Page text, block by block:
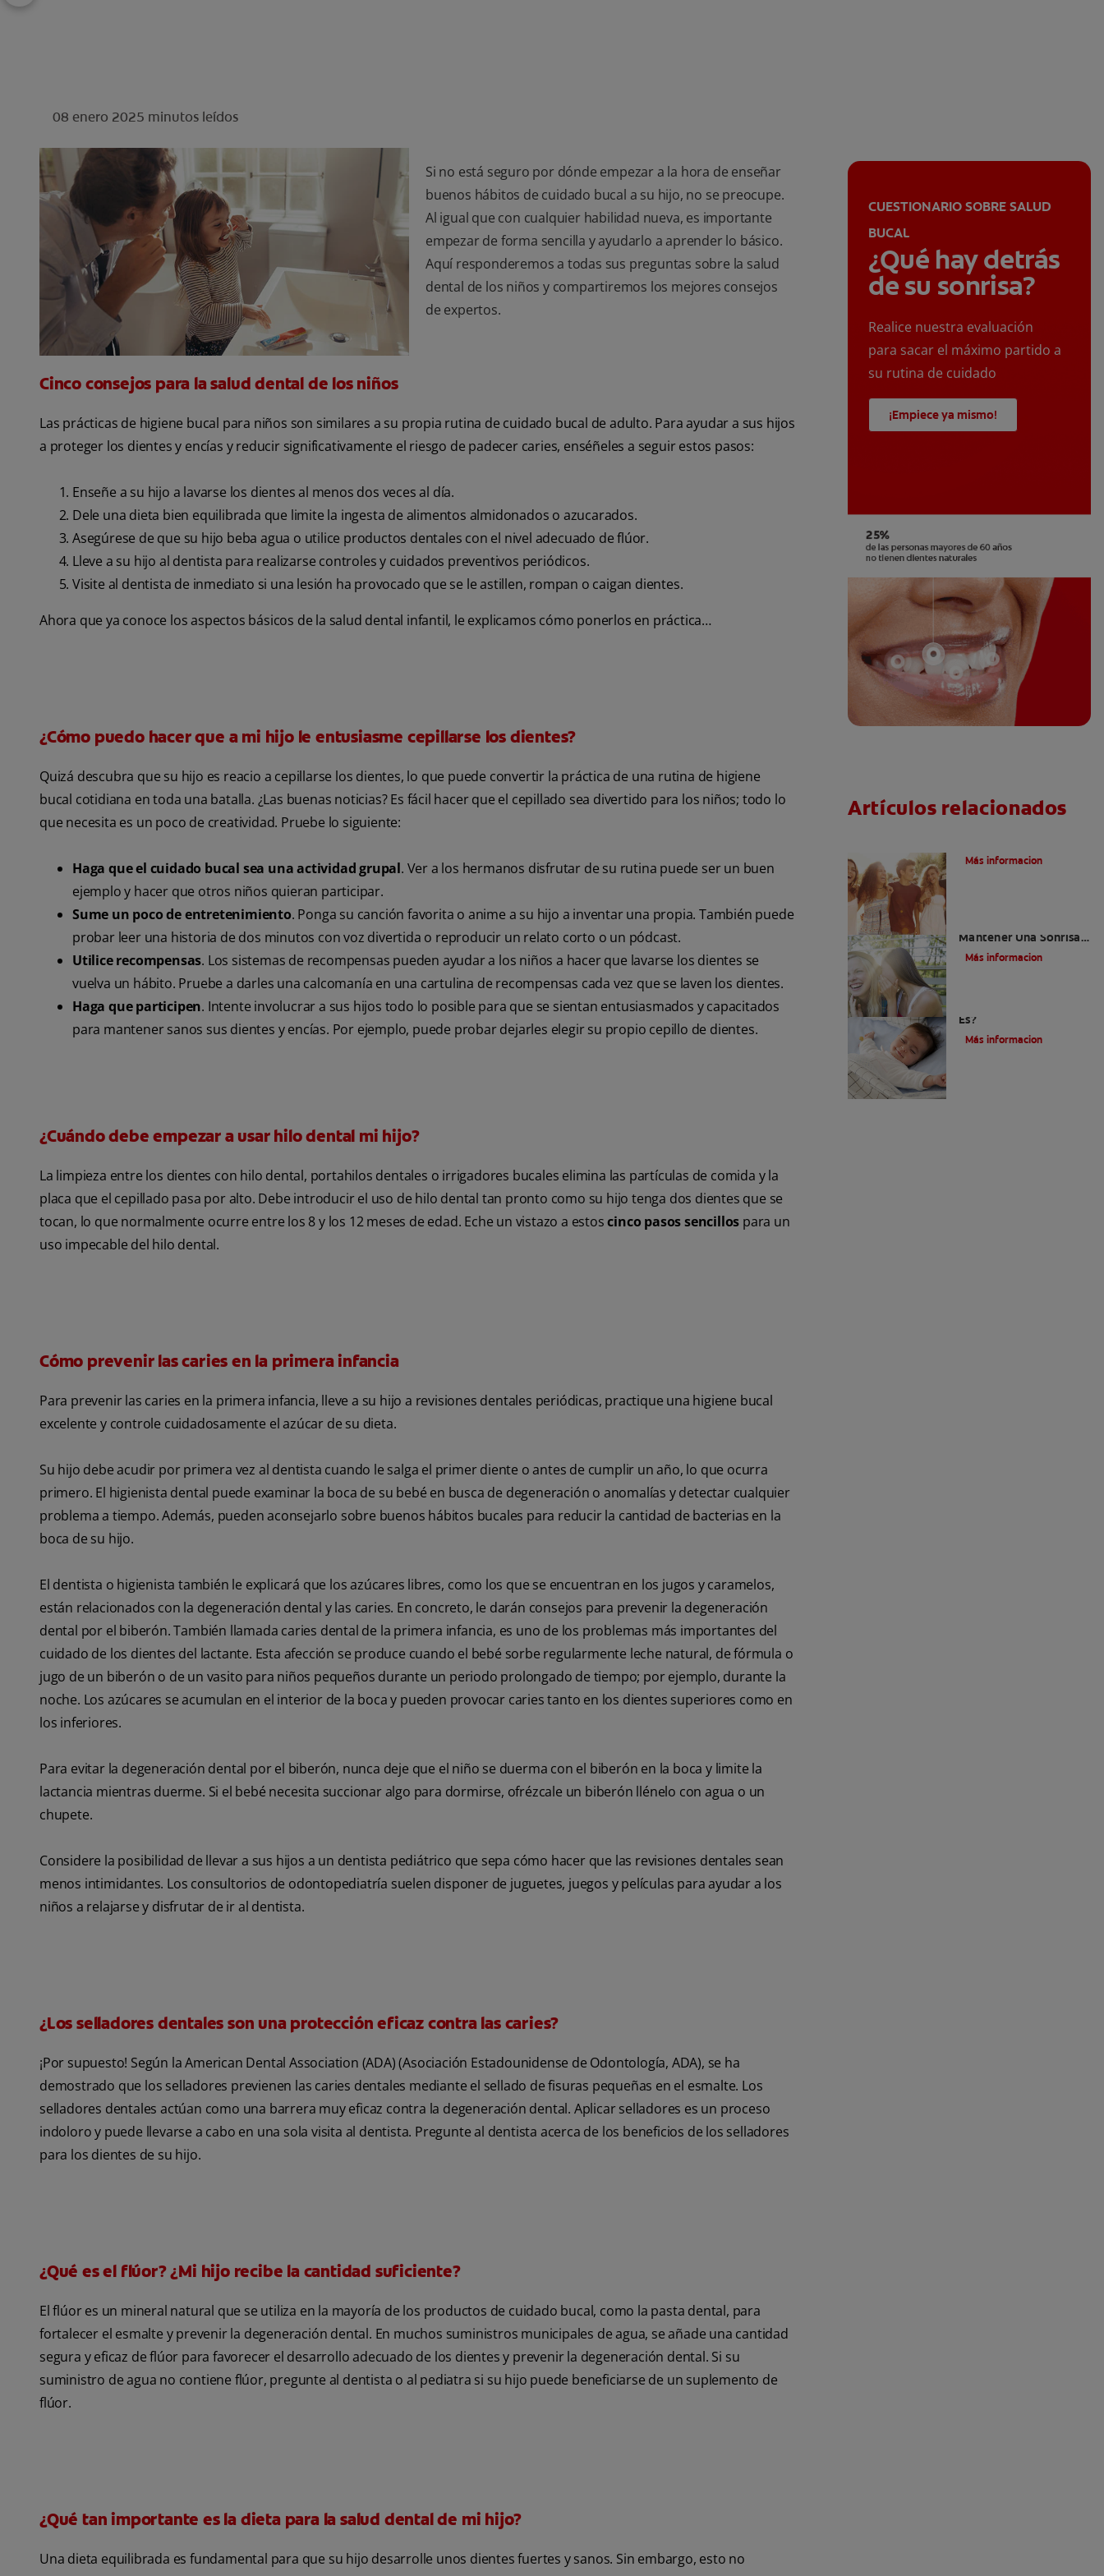
08 enero 2025 minutos leídos
Si no está seguro por dónde empezar a la hora de enseñar
buenos hábitos de cuidado bucal a su hijo, no se preocupe.
Al igual que con cualquier habilidad nueva, es importante
empezar de forma sencilla y ayudarlo a aprender lo básico.
Aquí responderemos a todas sus preguntas sobre la salud
dental de los niños y compartiremos los mejores consejos
de expertos.
Cinco consejos para la salud dental de los niños
Las prácticas de higiene bucal para niños son similares a su propia rutina de cuidado bucal de adulto. Para ayudar a sus hijos
a proteger los dientes y encías y reducir significativamente el riesgo de padecer caries, enséñeles a seguir estos pasos:
Enseñe a su hijo a lavarse los dientes al menos dos veces al día.
Dele una dieta bien equilibrada que limite la ingesta de alimentos almidonados o azucarados.
Asegúrese de que su hijo beba agua o utilice productos dentales con el nivel adecuado de flúor.
Lleve a su hijo al dentista para realizarse controles y cuidados preventivos periódicos.
Visite al dentista de inmediato si una lesión ha provocado que se le astillen, rompan o caigan dientes.
Ahora que ya conoce los aspectos básicos de la salud dental infantil, le explicamos cómo ponerlos en práctica…
¿Cómo puedo hacer que a mi hijo le entusiasme cepillarse los dientes?
Quizá descubra que su hijo es reacio a cepillarse los dientes, lo que puede convertir la práctica de una rutina de higiene
bucal cotidiana en toda una batalla. ¿Las buenas noticias? Es fácil hacer que el cepillado sea divertido para los niños; todo lo
que necesita es un poco de creatividad. Pruebe lo siguiente:
Haga que el cuidado bucal sea una actividad grupal. Ver a los hermanos disfrutar de su rutina puede ser un buen
ejemplo y hacer que otros niños quieran participar.
Sume un poco de entretenimiento. Ponga su canción favorita o anime a su hijo a inventar una propia. También puede
probar leer una historia de dos minutos con voz divertida o reproducir un relato corto o un pódcast.
Utilice recompensas. Los sistemas de recompensas pueden ayudar a los niños a hacer que lavarse los dientes se
vuelva un hábito. Pruebe a darles una calcomanía en una cartulina de recompensas cada vez que se laven los dientes.
Haga que participen. Intente involucrar a sus hijos todo lo posible para que se sientan entusiasmados y capacitados
para mantener sanos sus dientes y encías. Por ejemplo, puede probar dejarles elegir su propio cepillo de dientes.
¿Cuándo debe empezar a usar hilo dental mi hijo?
La limpieza entre los dientes con hilo dental, portahilos dentales o irrigadores bucales elimina las partículas de comida y la
placa que el cepillado pasa por alto. Debe introducir el uso de hilo dental tan pronto como su hijo tenga dos dientes que se
tocan, lo que normalmente ocurre entre los 8 y los 12 meses de edad. Eche un vistazo a estoscinco pasos sencillos para un
uso impecable del hilo dental.
Cómo prevenir las caries en la primera infancia
Para prevenir las caries en la primera infancia, lleve a su hijo a revisiones dentales periódicas, practique una higiene bucal
excelente y controle cuidadosamente el azúcar de su dieta.
Su hijo debe acudir por primera vez al dentista cuando le salga el primer diente o antes de cumplir un año, lo que ocurra
primero. El higienista dental puede examinar la boca de su bebé en busca de degeneración o anomalías y detectar cualquier
problema a tiempo. Además, pueden aconsejarlo sobre buenos hábitos bucales para reducir la cantidad de bacterias en la
boca de su hijo.
El dentista o higienista también le explicará que los azúcares libres, como los que se encuentran en los jugos y caramelos,
están relacionados con la degeneración dental y las caries. En concreto, le darán consejos para prevenir la degeneración
dental por el biberón. También llamada caries dental de la primera infancia, es uno de los problemas más importantes del
cuidado de los dientes del lactante. Esta afección se produce cuando el bebé sorbe regularmente leche natural, de fórmula o
jugo de un biberón o de un vasito para niños pequeños durante un periodo prolongado de tiempo; por ejemplo, durante la
noche. Los azúcares se acumulan en el interior de la boca y pueden provocar caries tanto en los dientes superiores como en
los inferiores.
Para evitar la degeneración dental por el biberón, nunca deje que el niño se duerma con el biberón en la boca y limite la
lactancia mientras duerme. Si el bebé necesita succionar algo para dormirse, ofrézcale un biberón llénelo con agua o un
chupete.
Considere la posibilidad de llevar a sus hijos a un dentista pediátrico que sepa cómo hacer que las revisiones dentales sean
menos intimidantes. Los consultorios de odontopediatría suelen disponer de juguetes, juegos y películas para ayudar a los
niños a relajarse y disfrutar de ir al dentista.
¿Los selladores dentales son una protección eficaz contra las caries?
¡Por supuesto! Según la American Dental Association (ADA) (Asociación Estadounidense de Odontología, ADA), se ha
demostrado que los selladores previenen las caries dentales mediante el sellado de fisuras pequeñas en el esmalte. Los
selladores dentales actúan como una barrera muy eficaz contra la degeneración dental. Aplicar selladores es un proceso
indoloro y puede llevarse a cabo en una sola visita al dentista. Pregunte al dentista acerca de los beneficios de los selladores
para los dientes de su hijo.
¿Qué es el flúor? ¿Mi hijo recibe la cantidad suficiente?
El flúor es un mineral natural que se utiliza en la mayoría de los productos de cuidado bucal, como la pasta dental, para
fortalecer el esmalte y prevenir la degeneración dental. En muchos suministros municipales de agua, se añade una cantidad
segura y eficaz de flúor para favorecer el desarrollo adecuado de los dientes y prevenir la degeneración dental. Si su
suministro de agua no contiene flúor, pregunte al dentista o al pediatra si su hijo puede beneficiarse de un suplemento de
flúor.
¿Qué tan importante es la dieta para la salud dental de mi hijo?
Una dieta equilibrada es fundamental para que su hijo desarrolle unos dientes fuertes y sanos. Sin embargo, esto no
CUESTIONARIO SOBRE SALUD
BUCAL
¿Qué hay detrás
de su sonrisa?
Realice nuestra evaluación
para sacar el máximo partido a
su rutina de cuidado
¡Empiece ya mismo!
Artículos relacionados
Más informacion
Mantener Una Sonrisa
Brillante Los
Más informacion
Es?
Más informacion